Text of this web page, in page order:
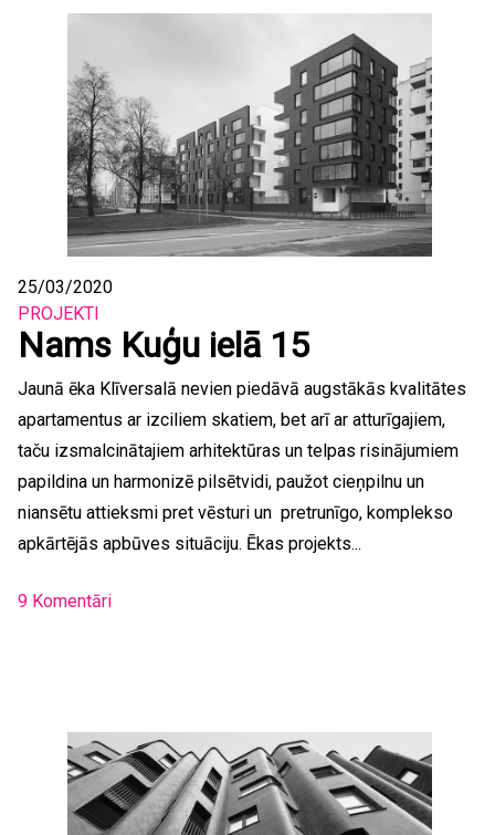
25/03/2020
PROJEKTI
Nams Kuģu ielā 15
Jaunā ēka Klīversalā nevien piedāvā augstākās kvalitātes
apartamentus ar izciliem skatiem, bet arī ar atturīgajiem,
taču izsmalcinātajiem arhitektūras un telpas risinājumiem
papildina un harmonizē pilsētvidi, paužot cieņpilnu un
niansētu attieksmi pret vēsturi un pretrunīgo, komplekso
apkārtējās apbūves situāciju. Ēkas projekts...
9 Komentāri